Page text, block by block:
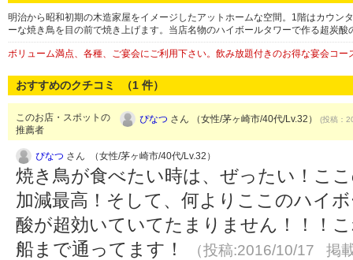
明治から昭和初期の木造家屋をイメージしたアットホームな空間。1階はカウン
ーな焼き鳥を目の前で焼き上げます。当店名物のハイボールタワーで作る超炭
ボリューム満点、各種、ご宴会にご利用下さい。飲み放題付きのお得な宴会コ
おすすめのクチコミ （1 件）
このお店・スポットの
推薦者
ぴなつ さん （女性/茅ヶ崎市/40代/Lv.32） (投稿：
ぴなつ さん （女性/茅ヶ崎市/40代/Lv.32）
焼き鳥が食べたい時は、ぜったい！こ
加減最高！そして、何よりここのハイ
酸が超効いていてたまりません！！！
船まで通ってます！
（投稿:2016/10/17 掲